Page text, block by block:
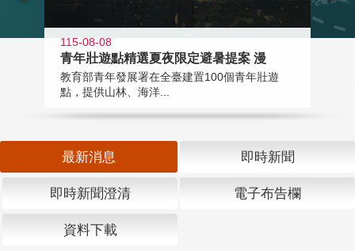
115-08-08
青年壯遊點精選夏夜限定避暑提案 漫
教育部青年發展署在全臺建置100個青年壯遊
點，提供山林、海洋...
最新消息 即時新聞
即時新聞澄清 電子布告欄
資料下載